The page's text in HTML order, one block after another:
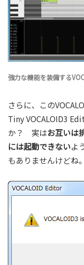
強力な機能を装備する
さらに、この
Tiny VOCALOID3
か？ 実はお互いは
には起動できないよ
もありませんけどね。